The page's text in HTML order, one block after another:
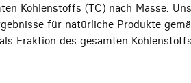
Kohlenstoffs (TC) nach Masse.
für natürliche Produkte
Fraktion des gesamten